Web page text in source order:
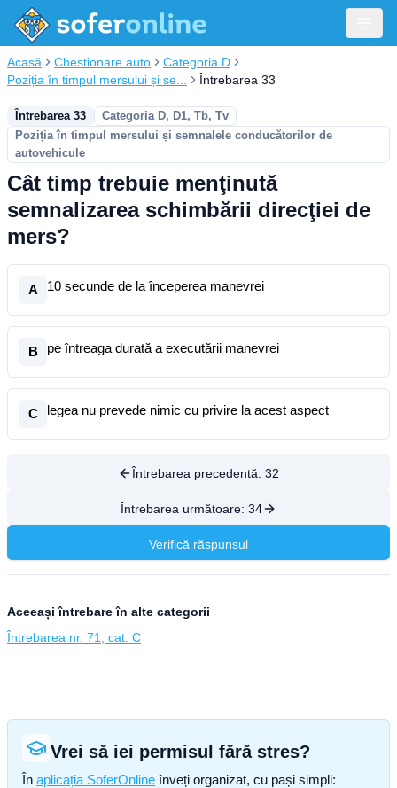
Acasă Chestionare auto
Categoria D
Poziția în timpul mersului și se...
Întrebarea 33
Întrebarea 33
Categoria D, D1, Tb, Tv
Poziția în timpul mersului și semnalele conducătorilor de
autovehicule
Cât timp trebuie menţinută
semnalizarea schimbării direcţiei de
mers?
A 10 secunde de la începerea manevrei
B pe întreaga durată a executării manevrei
C legea nu prevede nimic cu privire la acest aspect
Întrebarea precedentă: 32
Întrebarea următoare: 34
Verifică răspunsul
Aceeași întrebare în alte categorii
Întrebarea nr. 71, cat. C
Vrei să iei permisul fără stres?
În aplicația SoferOnline înveți organizat, cu pași simpli: